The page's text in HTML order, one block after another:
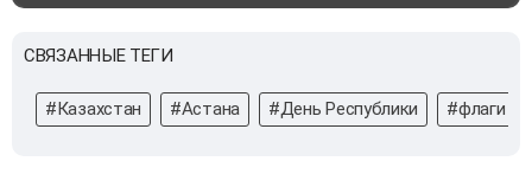
СВЯЗАННЫЕ ТЕГИ
#Казахстан #Астана #День Республики #флаги